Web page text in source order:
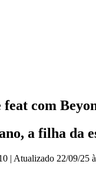
com
a filha
| Atualizado 22/09/25